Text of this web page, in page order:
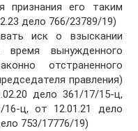
признания его таким
дело 766/23789/19)
иск о взыскании
время вынужденного
отстраненного
правления)
дело 361/17/15-ц,
16-ц, от 12.01.21 дело
753/17776/19)